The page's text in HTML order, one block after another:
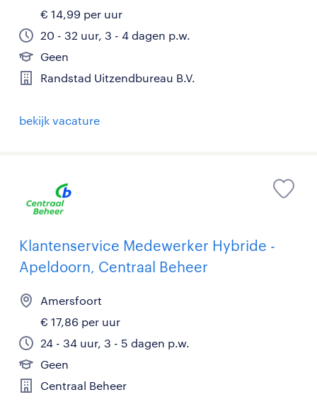
€ 14,99 per uur
20 - 32 uur, 3 - 4 dagen p.w.
Geen
Randstad Uitzendbureau B.V.
bekijk vacature
Klantenservice Medewerker Hybride -
Apeldoorn, Centraal Beheer
Amersfoort
€ 17,86 per uur
24 - 34 uur, 3 - 5 dagen p.w.
Geen
Centraal Beheer